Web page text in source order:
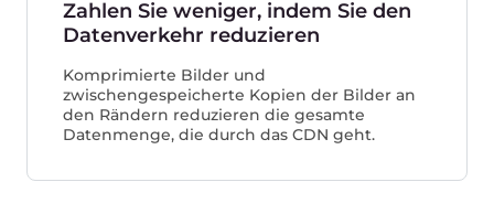
Die Verwendung von Videos auf Landing
erhöhen.
Eye View Digital, 2019